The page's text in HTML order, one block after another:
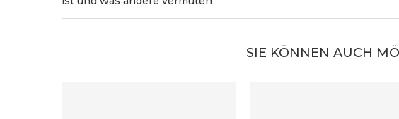
SIE KÖNNEN AUCH